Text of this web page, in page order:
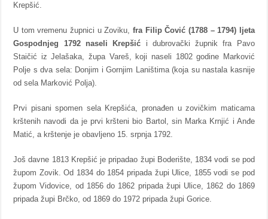
Krepšić.
U tom vremenu župnici u Zoviku, fra Filip Čović (1788 – 1794) ljeta
Gospodnjeg 1792 naseli
Krepšić i dubrovački župnik fra Pavo
Staičić iz Jelašaka, župa Vareš, koji naseli 1802 godine Marković
Polje s dva sela: Donjim i Gornjim Laništima (koja su nastala kasnije
od sela Marković Polja).
Prvi pisani spomen sela Krepšića, pronađen u zovičkim maticama
krštenih navodi da je prvi kršteni bio Bartol, sin Marka Krnjić i Anđe
Matić, a krštenje je obavljeno 15. srpnja 1792.
Još davne 1813 Krepšić je pripadao župi Boderište, 1834 vodi se pod
župom Zovik. Od 1834 do 1854 pripada župi Ulice, 1855 vodi se pod
župom Vidovice, od 1856 do 1862 pripada župi Ulice, 1862 do 1869
pripada župi Brčko, od 1869 do 1972 pripada župi Gorice.